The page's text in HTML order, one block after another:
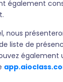
également
nous
liste de
également